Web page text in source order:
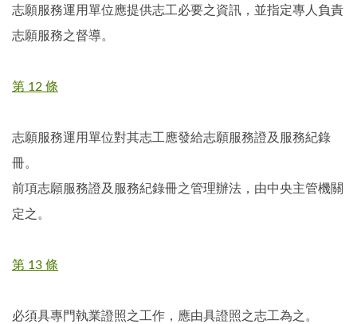
志願服務運用單位應提供志工必要之資訊，並指定專人負責
志願服務之督導。
第 12 條
志願服務運用單位對其志工應發給志願服務證及服務紀錄
冊。
前項志願服務證及服務紀錄冊之管理辦法，由中央主管機關
定之。
第 13 條
必須具專門執業證照之工作，應由具證照之志工為之。